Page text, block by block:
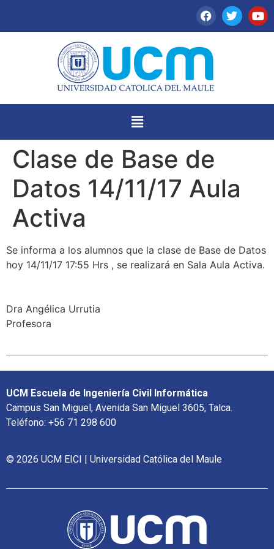
Clase de Base de
Datos 14/11/17 Aula
Activa
Se informa a los alumnos que la clase de Base de Datos
hoy 14/11/17 17:55 Hrs , se realizará en Sala Aula Activa.
Dra Angélica Urrutia
Profesora
UCM Escuela de Ingeniería Civil Informática
Campus San Miguel, Avenida San Miguel 3605, Talca.
Teléfono: +56 71 298 600
© 2026 UCM EICI | Universidad Católica del Maule